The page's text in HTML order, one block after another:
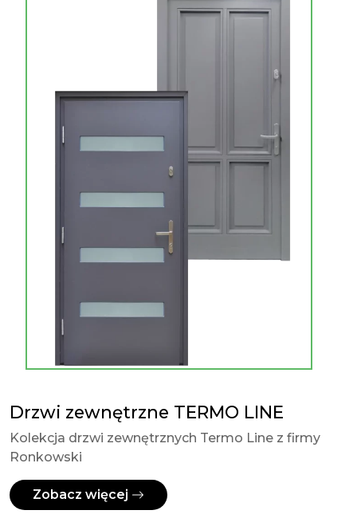
Drzwi zewnętrzne TERMO LINE
Kolekcja drzwi zewnętrznych Termo Line z firmy
Ronkowski
Zobacz więcej